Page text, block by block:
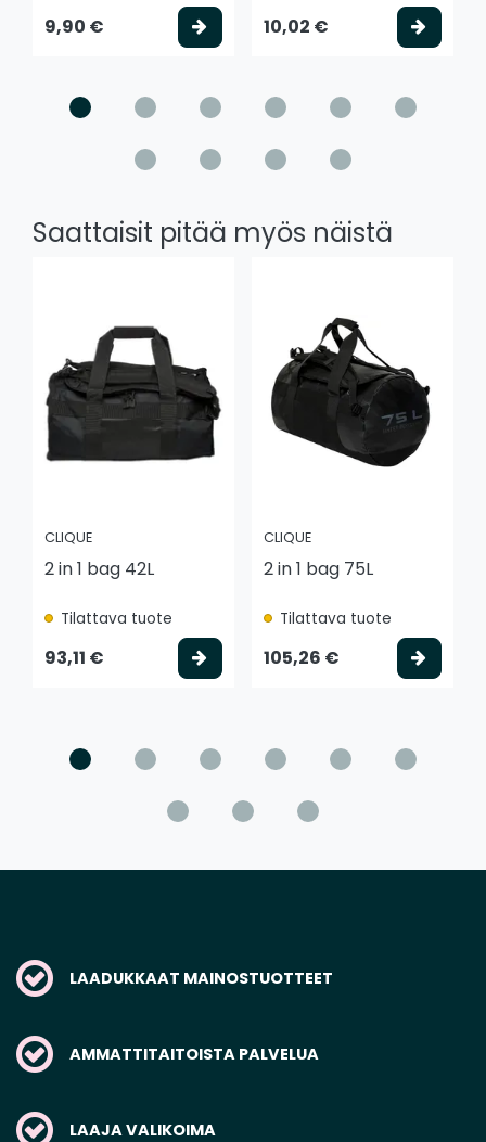
9,90 € Valitse vaihtoehto
10,02 €
Saattaisit pitää myös näistä
CLIQUE
2 in 1 bag 42L
Tilattava tuote
93,11 € Valitse vaihtoehto
CLIQUE
2 in 1 bag 75L
Tilattava tuote
105,26 €
LAADUKKAAT MAINOSTUOTTEET
AMMATTITAITOISTA PALVELUA
LAAJA VALIKOIMA